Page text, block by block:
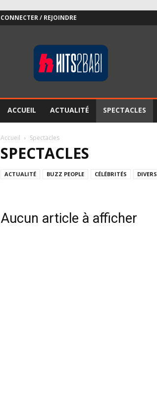
CONNECTER / REJOINDRE
Hits2Babi.NET
ACCUEIL ACTUALITÉ SPECTACLES
Accueil Spectacles
SPECTACLES
ACTUALITÉ BUZZ PEOPLE CÉLÉBRITÉS DIVERS
Aucun article à afficher